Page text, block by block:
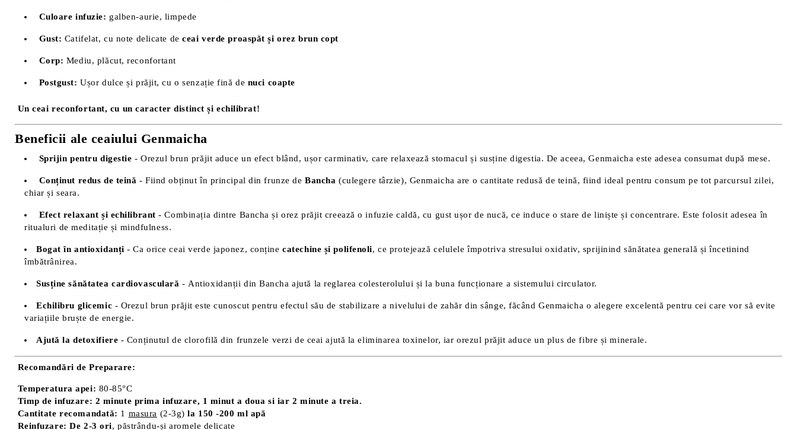
Culoare infuzie: galben-aurie, limpede
Gust: Catifelat, cu note delicate deceai verde proaspăt și orez brun copt
Corp: Mediu, plăcut, reconfortant
Postgust: Ușor dulce și prăjit, cu o senzație fină de nuci coapte
Un ceai reconfortant, cu un caracter distinct și echilibrat!
Beneficii ale ceaiului Genmaicha
Sprijin pentru digestie - Orezul brun prăjit aduce un efect blând, ușor carminativ, care relaxează stomacul și susține digestia. De aceea, Genmaicha este adesea consumat după mese.
Conținut redus de teină - Fiind obținut în principal din frunze deBancha (culegere târzie), Genmaicha are o cantitate redusă de teină, fiind ideal pentru consum pe tot parcursul zilei,
chiar și seara.
Efect relaxant și echilibrant - Combinația dintre Bancha și orez prăjit creează o infuzie caldă, cu gust ușor de nucă, ce induce o stare de liniște și concentrare. Este folosit adesea în
ritualuri de meditație și mindfulness.
Bogat în antioxidanți - Ca orice ceai verde japonez, conținecatechine și polifenoli, ce protejează celulele împotriva stresului oxidativ, sprijinind sănătatea generală și încetinind
îmbătrânirea.
Susține sănătatea cardiovasculară- Antioxidanții din Bancha ajută la reglarea colesterolului și la buna funcționare a sistemului circulator.
Echilibru glicemic - Orezul brun prăjit este cunoscut pentru efectul său de stabilizare a nivelului de zahăr din sânge, făcând Genmaicha o alegere excelentă pentru cei care vor să evite
variațiile bruște de energie.
Ajută la detoxifiere - Conținutul de clorofilă din frunzele verzi de ceai ajută la eliminarea toxinelor, iar orezul prăjit aduce un plus de fibre și minerale.
Recomandări de Preparare:
Temperatura apei: 80-85°C
Timp de infuzare: 2 minute prima infuzare, 1 minut a doua si iar 2 minute a treia.
Cantitate recomandată: 1 masura (2-3g) la 150 -200 ml apă
Reinfuzare: De 2-3 ori, păstrându-și aromele delicate